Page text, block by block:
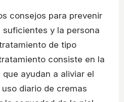
consejos para prevenir
y la persona
de tipo
consiste en la
ayudan a aliviar el
diario de cremas